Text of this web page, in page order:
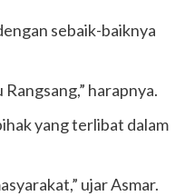
sebaik-baiknya
harapnya.
yang terlibat dalam
ujar Asmar.